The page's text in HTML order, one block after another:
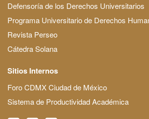
Defensoría de los Derechos Universitarios
Programa Universitario de Derechos
Revista Perseo
Cátedra Solana
Sitios Internos
Foro CDMX Ciudad de México
Sistema de Productividad Académica